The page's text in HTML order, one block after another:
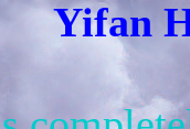
Yifan